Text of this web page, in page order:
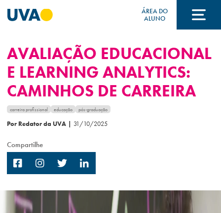
ÁREA DO
ALUNO
A UVA
CURSOS
FORMAS DE INGRESSO
FINANCIAMENTO E BOLSAS
Acontece na UVA
AVALIAÇÃO EDUCACIONAL
E LEARNING ANALYTICS:
CAMINHOS DE CARREIRA
carreira profissional educação pós-graduação
Por Redator da UVA | 31/10/2025
Compartilhe